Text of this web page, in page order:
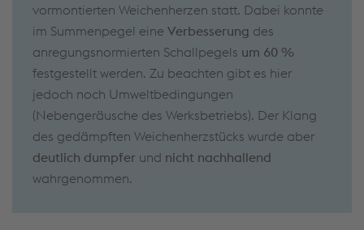
vormontierten Weichenherzen statt. Dabei konnte
im Summenpegel eine Verbesserung des
anregungsnormierten Schallpegels um 60 %
festgestellt werden. Zu beachten gibt es hier
jedoch noch Umweltbedingungen
(Nebengeräusche des Werksbetriebs). Der Klang
des gedämpften Weichenherzstücks wurde aber
deutlich dumpfer und nicht nachhallend
wahrgenommen.